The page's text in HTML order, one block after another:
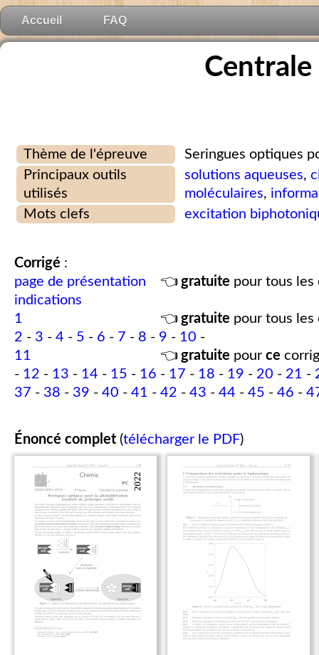
Accueil FAQ
Centrale
Thème de l'épreuve
Seringues optiques
Principaux outils
utilisés
solutions aqueuses,
moléculaires,
Mots clefs
excitation
Corrigé :
page de présentation
👈 gratuite pour tous les
indications
1
👈 gratuite pour tous les
2 - 3 - 4 - 5 - 6 - 7 - 8 - 9 - 10 -
11
👈 gratuite pour ce
- 12 - 13 - 14 - 15 - 16 - 17 - 18 - 19 - 20 - 21 -
37 - 38 - 39 - 40 - 41 - 42 - 43 - 44 - 45 - 46 -
Énoncé complet (télécharger le PDF)